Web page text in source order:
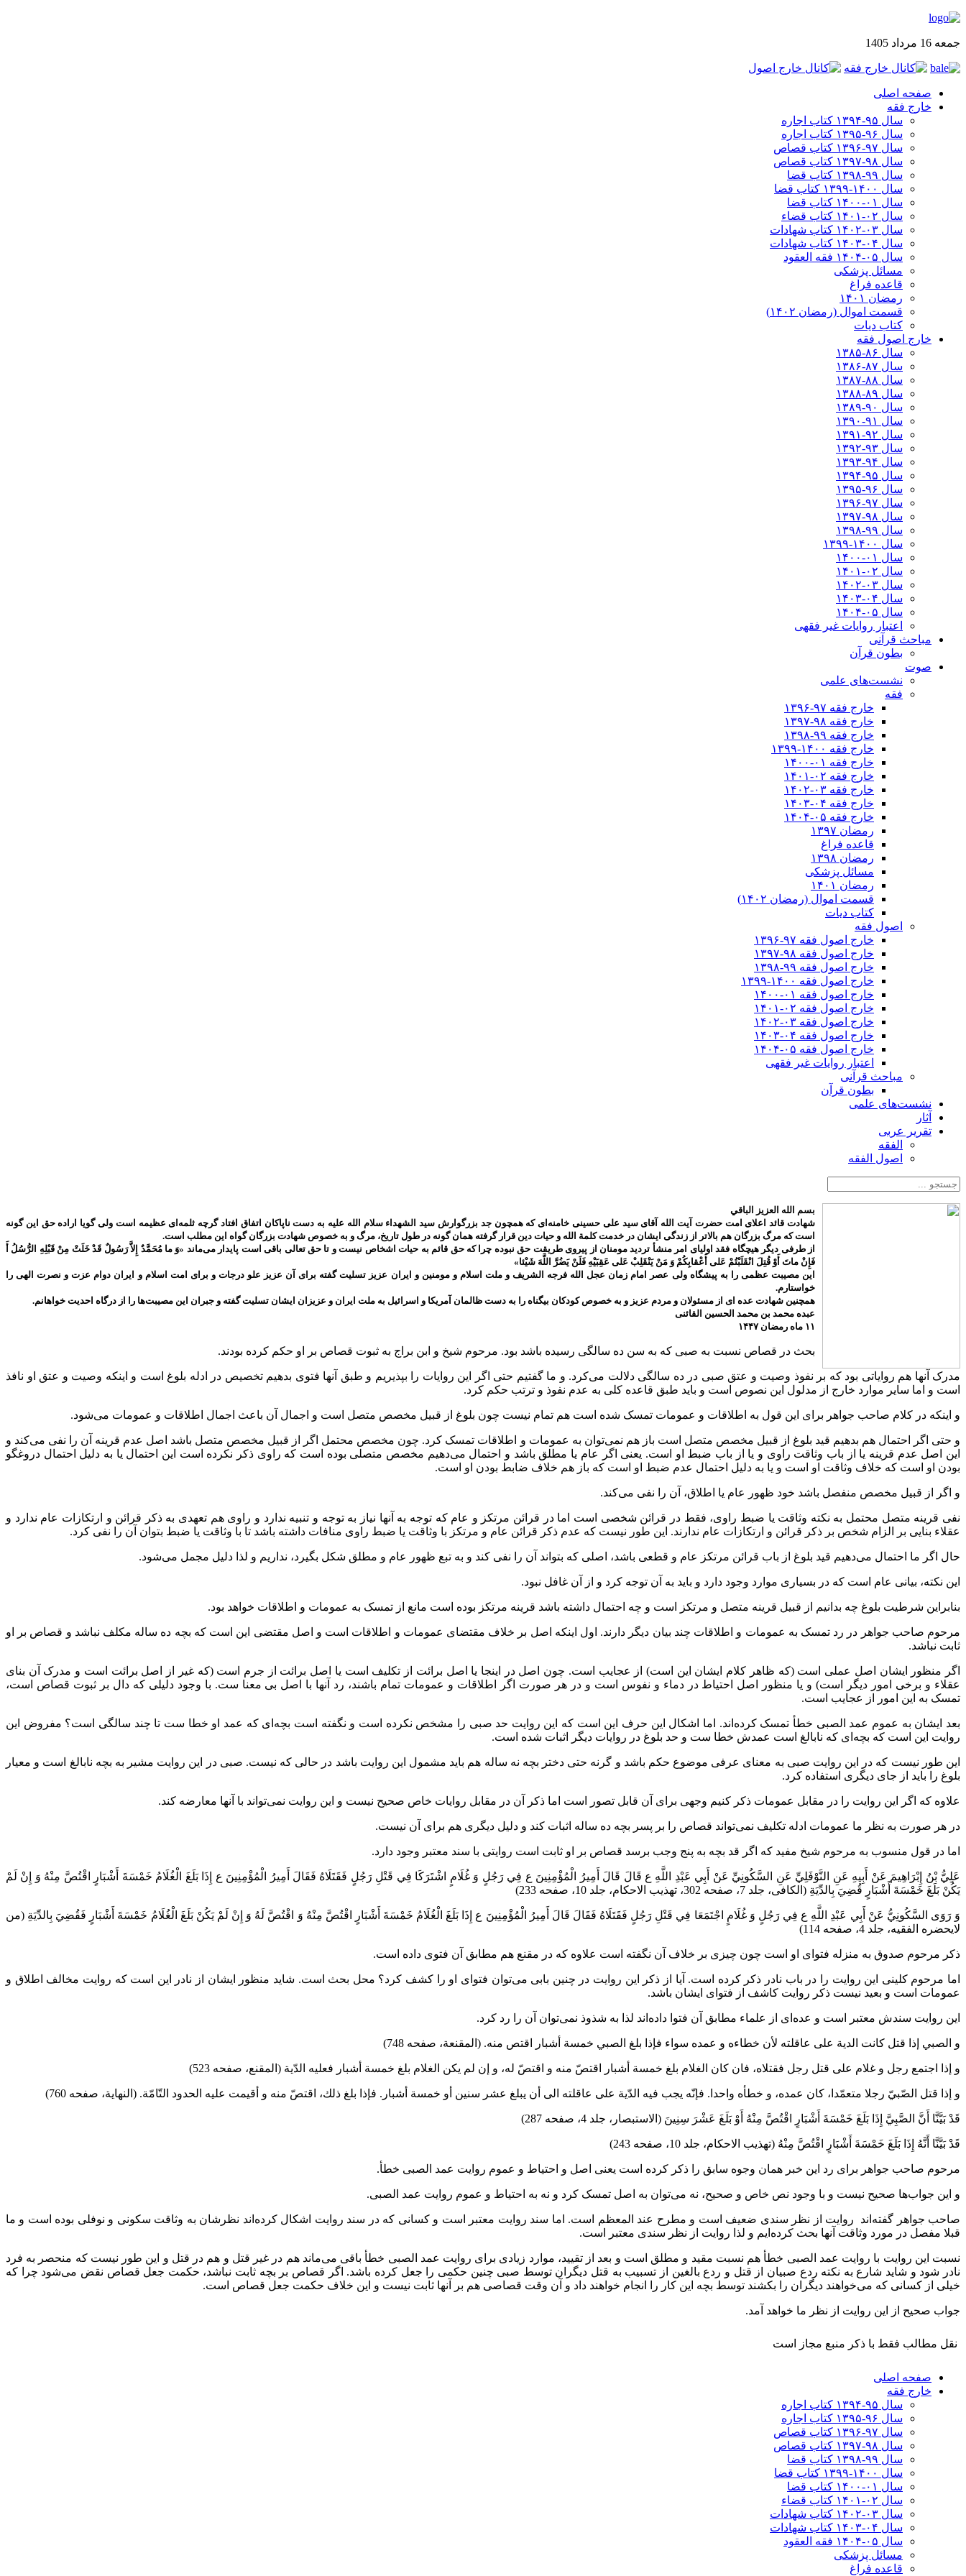
جمعه 16 مرداد 1405
صفحه اصلی
خارج فقه
سال ۹۵-۱۳۹۴ کتاب اجاره
سال ۹۶-۱۳۹۵ کتاب اجاره
سال ۹۷-۱۳۹۶ کتاب قصاص
سال ۹۸-۱۳۹۷ کتاب قصاص
سال ۹۹-۱۳۹۸‍ کتاب قضا
سال ۱۴۰۰-۱۳۹۹ کتاب قضا
سال ۰۱-۱۴۰۰ کتاب قضا
سال ۰۲-۱۴۰۱ کتاب قضاء
سال ۰۳-۱۴۰۲ کتاب شهادات
سال ۰۴-۱۴۰۳ کتاب شهادات
سال ۰۵-۱۴۰۴ فقه العقود
مسائل پزشکی
قاعده فراغ
رمضان ۱۴۰۱
قسمت اموال (رمضان ۱۴۰۲)
کتاب دیات
خارج اصول فقه
سال ۸۶-۱۳۸۵
سال ۸۷-۱۳۸۶
سال ۸۸-۱۳۸۷
سال ۸۹-۱۳۸۸
سال ۹۰-۱۳۸۹
سال ۹۱-۱۳۹۰
سال ۹۲-۱۳۹۱
سال ۹۳-۱۳۹۲
سال ۹۴-۱۳۹۳
سال ۹۵-۱۳۹۴
سال ۹۶-۱۳۹۵
سال ۹۷-۱۳۹۶
سال ۹۸-۱۳۹۷
سال ۹۹-۱۳۹۸‍
سال ۱۴۰۰-۱۳۹۹
سال ۰۱-۱۴۰۰
سال ۰۲-۱۴۰۱
سال ۰۳-۱۴۰۲
سال ۰۴-۱۴۰۳
سال ۰۵-۱۴۰۴
اعتبار روایات غیر فقهی
مباحث قرآنی
بطون قرآن
صوت
نشست‌های علمی
فقه
خارج فقه ۹۷-۱۳۹۶
خارج فقه ۹۸-۱۳۹۷
خارج فقه ۹۹-۱۳۹۸
خارج فقه ۱۴۰۰-۱۳۹۹
خارج فقه ۰۱-۱۴۰۰
خارج فقه ۰۲-۱۴۰۱
خارج فقه ۰۳-۱۴۰۲
خارج فقه ۰۴-۱۴۰۳
خارج فقه ۰۵-۱۴۰۴
رمضان ۱۳۹۷
قاعده فراغ
رمضان ۱۳۹۸
مسائل پزشکی
رمضان ۱۴۰۱
قسمت اموال (رمضان ۱۴۰۲)
کتاب دیات
اصول فقه
خارج اصول فقه ۹۷-۱۳۹۶
خارج اصول فقه ۹۸-۱۳۹۷
خارج اصول فقه ۹۹-۱۳۹۸
خارج اصول فقه ۱۴۰۰-۱۳۹۹
خارج اصول فقه ۰۱-۱۴۰۰
خارج اصول فقه ۰۲-۱۴۰۱
خارج اصول فقه ۰۳-۱۴۰۲
خارج اصول فقه ۰۴-۱۴۰۳
خارج اصول فقه ۰۵-۱۴۰۴
اعتبار روایات غیر فقهی
مباحث قرآنی
بطون قرآن
نشست‌های علمی
آثار
تقریر عربی
الفقه
اصول الفقه
بسم الله العزیز الباقي
شهادت قائد اعلای امت حضرت آیت الله آقای سید علی حسینی خامنه‌ای که همچون جد بزرگوارش سید الشهداء سلام الله علیه به دست ناپاکان اتفاق افتاد گرچه ثلمه‌ای عظیمه است ولی گویا اراده حق این گونه
است که مرگ بزرگان هم بالاتر از زندگی ایشان در خدمت کلمة الله و حیات دین قرار گرفته همان گونه در طول تاریخ، مرگ و به خصوص شهادت بزرگان گواه این مطلب است.
از طرفی دیگر هیچگاه فقد اولیای امر منشأ تردید مومنان از پیروی طریقت حق نبوده چرا که حق قائم به حیات اشخاص نیست و تا حق تعالی باقی است پایدار می‌ماند «وَ ما مُحَمَّدٌ إِلاَّ رَسُولٌ قَدْ خَلَتْ مِنْ قَبْلِهِ الرُّسُلُ أَ
فَإِنْ ماتَ أَوْ قُتِلَ انْقَلَبْتُمْ عَلى‌ أَعْقابِكُمْ وَ مَنْ يَنْقَلِبْ عَلى‌ عَقِبَيْهِ فَلَنْ يَضُرَّ اللَّهَ شَيْئا»
این مصیبت عظمی را به پیشگاه ولی عصر امام زمان عجل الله فرجه الشریف و ملت اسلام و مومنین و ایران عزیز تسلیت گفته برای آن عزیز علو درجات و برای امت اسلام و ایران دوام عزت و نصرت الهی را
خواستارم.
همچنین شهادت عده ای از مسئولان و مردم عزیز و به خصوص کودکان بیگناه را به دست ظالمان آمریکا و اسرائیل به ملت ایران و عزیزان ایشان تسلیت گفته و جبران این مصیبت‌ها را از درگاه احدیت خواهانم.
عبده محمد بن محمد الحسین القائنی
۱۱ ماه رمضان ۱۴۴۷
بحث در قصاص نسبت به صبی که به سن ده سالگی رسیده باشد بود. مرحوم شیخ و ابن براج به ثبوت قصاص بر او حکم کرده‌ بودند.
مدرک آنها هم روایاتی بود که بر نفوذ وصیت و عتق صبی در ده سالگی دلالت می‌کرد. و ما گفتیم حتی اگر این روایات را بپذیریم و طبق آنها فتوی بدهیم تخصیص در ادله بلوغ است و اینکه وصیت و عتق او نافذ
است و اما سایر موارد خارج از مدلول این نصوص است و باید طبق قاعده کلی به عدم نفوذ و ترتب حکم کرد.
و اینکه در کلام صاحب جواهر برای این قول به اطلاقات و عمومات تمسک شده است هم تمام نیست چون بلوغ از قبیل مخصص متصل است و اجمال آن باعث اجمال اطلاقات و عمومات می‌شود.
و حتی اگر احتمال هم بدهیم قید بلوغ از قبیل مخصص متصل است باز هم نمی‌توان به عمومات و اطلاقات تمسک کرد. چون مخصص محتمل اگر از قبیل مخصص متصل باشد اصل عدم قرینه آن را نفی می‌کند و
این اصل عدم قرینه یا از باب وثاقت راوی و یا از باب ضبط او است. یعنی اگر عام یا مطلق باشد و احتمال می‌دهیم مخصص متصلی بوده است که راوی ذکر نکرده است این احتمال یا به دلیل احتمال دروغگو
بودن او است که خلاف وثاقت او است و یا به دلیل احتمال عدم ضبط او است که باز هم خلاف ضابط بودن او است.
و اگر از قبیل مخصص منفصل باشد خود ظهور عام یا اطلاق، آن را نفی می‌کند.
نفی قرینه متصل محتمل به نکته وثاقت یا ضبط راوی، فقط در قرائن شخصی است اما در قرائن مرتکز و عام که توجه به آنها نیاز به توجه و تنبیه ندارد و راوی هم تعهدی به ذکر قرائن و ارتکازات عام ندارد و
عقلاء بنایی بر الزام شخص بر ذکر قرائن و ارتکازات عام ندارند. این طور نیست که عدم ذکر قرائن عام و مرتکز با وثاقت یا ضبط راوی منافات داشته باشد تا با وثاقت یا ضبط بتوان آن را نفی کرد.
حال اگر ما احتمال می‌دهیم قید بلوغ از باب قرائن مرتکز عام و قطعی باشد، اصلی که بتواند آن را نفی کند و به تبع ظهور عام و مطلق شکل بگیرد، نداریم و لذا دلیل مجمل می‌شود.
این نکته، بیانی عام است که در بسیاری موارد وجود دارد و باید به آن توجه کرد و از آن غافل نبود.
بنابراین شرطیت بلوغ چه بدانیم از قبیل قرینه متصل و مرتکز است و چه احتمال داشته باشد قرینه مرتکز بوده است مانع از تمسک به عمومات و اطلاقات خواهد بود.
مرحوم صاحب جواهر در رد تمسک به عمومات و اطلاقات چند بیان دیگر دارند. اول اینکه اصل بر خلاف مقتضای عمومات و اطلاقات است و اصل مقتضی این است که بچه ده ساله مکلف نباشد و قصاص بر او
ثابت نباشد.
اگر منظور ایشان اصل عملی است (که ظاهر کلام ایشان این است) از عجایب است. چون اصل در اینجا یا اصل برائت از تکلیف است یا اصل برائت از جرم است (که غیر از اصل برائت است و مدرک آن بنای
عقلاء و برخی امور دیگر است) و یا منظور اصل احتیاط در دماء و نفوس است و در هر صورت اگر اطلاقات و عمومات تمام باشند، رد آنها با اصل بی معنا ست. با وجود دلیلی که دال بر ثبوت قصاص است،
تمسک به این امور از عجایب است.
بعد ایشان به عموم عمد الصبی خطأ تمسک کرده‌اند. اما اشکال این حرف این است که این روایت حد صبی را مشخص نکرده است و نگفته است بچه‌ای که عمد او خطا ست تا چند سالگی است؟ مفروض این
روایت این است که بچه‌ای که نابالغ است عمدش خطا ست و حد بلوغ در روایات دیگر اثبات شده است.
این طور نیست که در این روایت صبی به معنای عرفی موضوع حکم باشد و گرنه حتی دختر بچه نه ساله هم باید مشمول این روایت باشد در حالی که نیست. صبی در این روایت مشیر به بچه نابالغ است و معیار
بلوغ را باید از جای دیگری استفاده کرد.
علاوه که اگر این روایت را در مقابل عمومات ذکر کنیم وجهی برای آن قابل تصور است اما ذکر آن در مقابل روایات خاص صحیح نیست و این روایت نمی‌تواند با آنها معارضه کند.
در هر صورت به نظر ما عمومات ادله تکلیف نمی‌تواند قصاص را بر پسر بچه ده ساله اثبات کند و دلیل دیگری هم برای آن نیست.
اما در قول منسوب به مرحوم شیخ مفید که اگر قد بچه به پنج وجب برسد قصاص بر او ثابت است روایتی با سند معتبر وجود دارد.
عَلِيُّ بْنُ إِبْرَاهِيمَ عَنْ أَبِيهِ عَنِ النَّوْفَلِيِّ عَنِ السَّكُونِيِّ عَنْ أَبِي عَبْدِ اللَّهِ ع قَالَ قَالَ أَمِيرُ الْمُؤْمِنِينَ ع فِي رَجُلٍ وَ غُلَامٍ اشْتَرَكَا فِي قَتْلِ رَجُلٍ فَقَتَلَاهُ فَقَالَ أَمِيرُ الْمُؤْمِنِينَ ع إِذَا بَلَغَ الْغُلَامُ خَمْسَةَ أَشْبَارٍ اقْتُصَّ مِنْهُ وَ إِنْ لَمْ
يَكُنْ بَلَغَ خَمْسَةَ أَشْبَارٍ قُضِيَ بِالدِّيَةِ‌ (الکافی، جلد 7، صفحه 302، تهذیب الاحکام، جلد 10، صفحه 233)
وَ رَوَى السَّكُونِيُّ عَنْ أَبِي عَبْدِ اللَّهِ ع فِي رَجُلٍ وَ غُلَامٍ اجْتَمَعَا فِي قَتْلِ رَجُلٍ فَقَتَلَاهُ فَقَالَ قَالَ أَمِيرُ الْمُؤْمِنِينَ ع إِذَا بَلَغَ الْغُلَامُ خَمْسَةَ أَشْبَارٍ اقْتُصَّ مِنْهُ وَ اقْتُصَّ لَهُ وَ إِنْ لَمْ يَكُنْ بَلَغَ الْغُلَامُ خَمْسَةَ أَشْبَارٍ فَقُضِيَ بِالدِّيَةِ‌ (من
لایحضره الفقیه، جلد 4، صفحه 114)
ذکر مرحوم صدوق به منزله فتوای او است چون چیزی بر خلاف آن نگفته است علاوه که در مقنع هم مطابق آن فتوی داده است.
اما مرحوم کلینی این روایت را در باب نادر ذکر کرده است. آیا از ذکر این روایت در چنین بابی می‌توان فتوای او را کشف کرد؟ محل بحث است. شاید منظور ایشان از نادر این است که روایت مخالف اطلاق و
عمومات است و بعید نیست ذکر روایت کاشف از فتوای ایشان باشد.
این روایت سندش معتبر است و عده‌ای از علماء مطابق آن فتوا داده‌اند لذا به شذوذ نمی‌توان آن را رد کرد.
و الصبي إذا قتل كانت الدية على عاقلته لأن خطاءه و عمده سواء فإذا بلغ الصبي خمسة أشبار اقتص منه. (المقنعة، صفحه 748)
و إذا اجتمع رجل و غلام على قتل رجل فقتلاه، فان كان الغلام بلغ خمسة أشبار اقتصّ منه و اقتصّ له، و إن لم يكن الغلام بلغ خمسة أشبار فعليه الدّية (المقنع، صفحه 523)
و إذا قتل الصّبيّ رجلا متعمّدا، كان عمده، و خطأه واحدا. فإنّه يجب فيه الدّية على عاقلته الى أن يبلغ عشر سنين أو خمسة أشبار. فإذا بلغ ذلك، اقتصّ منه و أقيمت عليه الحدود التّامّة. (النهایة، صفحه 760)
قَدْ بَيَّنَّا أَنَّ الصَّبِيَّ إِذَا بَلَغَ خَمْسَةَ أَشْبَارٍ اقْتُصَّ مِنْهُ أَوْ بَلَغَ عَشْرَ سِنِينَ (الاستبصار، جلد 4، صفحه 287)
قَدْ بَيَّنَّا أَنَّهُ إِذَا بَلَغَ خَمْسَةَ أَشْبَارٍ اقْتُصَّ مِنْهُ‌ (تهذیب الاحکام، جلد 10، صفحه 243)
مرحوم صاحب جواهر برای رد این خبر همان وجوه سابق را ذکر کرده است یعنی اصل و احتیاط و عموم روایت عمد الصبی خطأ.
و این جواب‌ها صحیح نیست و با وجود نص خاص و صحیح، نه می‌توان به اصل تمسک کرد و نه به احتیاط و عموم روایت عمد الصبی.
صاحب جواهر گفته‌اند روایت از نظر سندی ضعیف است و مطرح عند المعظم است. اما سند روایت معتبر است و کسانی که در سند روایت اشکال کرده‌اند نظرشان به وثاقت سکونی و نوفلی بوده است و ما
قبلا مفصل در مورد وثاقت آنها بحث کرده‌ایم و لذا روایت از نظر سندی معتبر است.
نسبت این روایت با روایت عمد الصبی خطأ هم نسبت مقید و مطلق است و بعد از تقیید، موارد زیادی برای روایت عمد الصبی خطأ باقی می‌ماند هم در غیر قتل و هم در قتل و این طور نیست که منحصر به فرد
نادر شود و شاید شارع به نکته ردع صبیان از قتل و ردع بالغین از تسبیب به قتل دیگران توسط صبی چنین حکمی را جعل کرده باشد. اگر قصاص بر بچه ثابت نباشد، حکمت جعل قصاص نقض می‌شود چرا که
خیلی از کسانی که می‌خواهند دیگران را بکشند توسط بچه این کار را انجام خواهند داد و آن وقت قصاصی هم بر آنها ثابت نیست و این خلاف حکمت جعل قصاص است.
جواب صحیح از این روایت از نظر ما خواهد آمد.
نقل مطالب فقط با ذکر منبع مجاز است
صفحه اصلی
خارج فقه
سال ۹۵-۱۳۹۴ کتاب اجاره
سال ۹۶-۱۳۹۵ کتاب اجاره
سال ۹۷-۱۳۹۶ کتاب قصاص
سال ۹۸-۱۳۹۷ کتاب قصاص
سال ۹۹-۱۳۹۸‍ کتاب قضا
سال ۱۴۰۰-۱۳۹۹ کتاب قضا
سال ۰۱-۱۴۰۰ کتاب قضا
سال ۰۲-۱۴۰۱ کتاب قضاء
سال ۰۳-۱۴۰۲ کتاب شهادات
سال ۰۴-۱۴۰۳ کتاب شهادات
سال ۰۵-۱۴۰۴ فقه العقود
مسائل پزشکی
قاعده فراغ